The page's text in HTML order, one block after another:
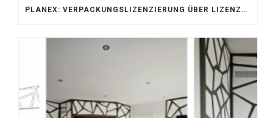
PLANEX: VERPACKUNGSLIZENZIERUNG ÜBER LIZENZERO & LUCID 2026